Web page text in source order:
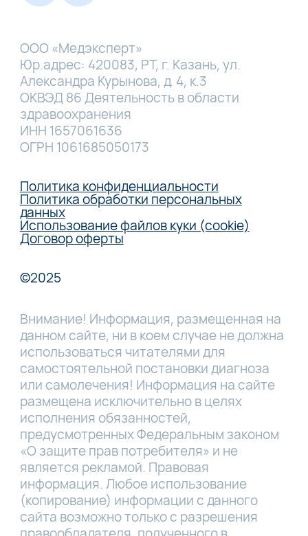
ООО «Медэксперт»
Юр.адрес: 420083, РТ, г. Казань, ул.
Александра Курынова, д. 4, к.3
ОКВЭД 86 Деятельность в области
здравоохранения
ИНН 1657061636
ОГРН 1061685050173
Политика конфиденциальности
Политика обработки персональных
данных
Использование файлов куки (cookie)
Договор оферты
©2025
Внимание! Информация, размещенная на
данном сайте, ни в коем случае не должна
использоваться читателями для
самостоятельной постановки диагноза
или самолечения! Информация на сайте
размещена исключительно в целях
исполнения обязанностей,
предусмотренных Федеральным законом
«О защите прав потребителя» и не
является рекламой. Правовая
информация. Любое использование
(копирование) информации с данного
сайта возможно только с разрешения